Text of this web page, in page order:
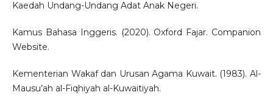
Kaedah Undang-Undang Adat Anak Negeri.
Kamus Bahasa Inggeris. (2020). Oxford Fajar. Companion
Website.
Kementerian Wakaf dan Urusan Agama Kuwait. (1983). Al-
Mausu’ah al-Fiqhiyah al-Kuwaitiyah.